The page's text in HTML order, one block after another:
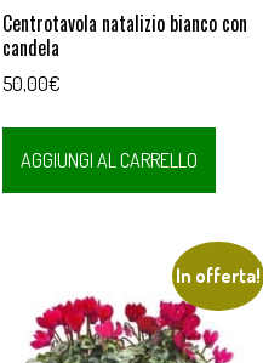
Centrotavola natalizio bianco con
candela
50,00€
AGGIUNGI AL CARRELLO
In offerta!